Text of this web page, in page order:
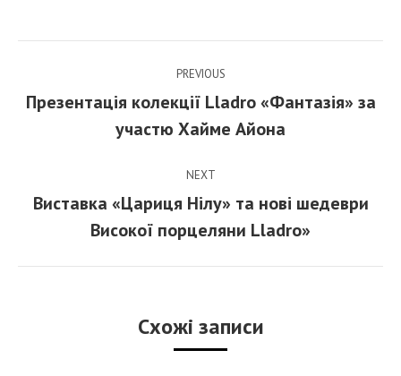
navigation
PREVIOUS
Previous
post:
Презентація колекції Lladro «Фантазія» за
участю Хайме Айона
NEXT
Next
post:
Виставка «Цариця Нілу» та нові шедеври
Високої порцеляни Lladro»
Схожі записи